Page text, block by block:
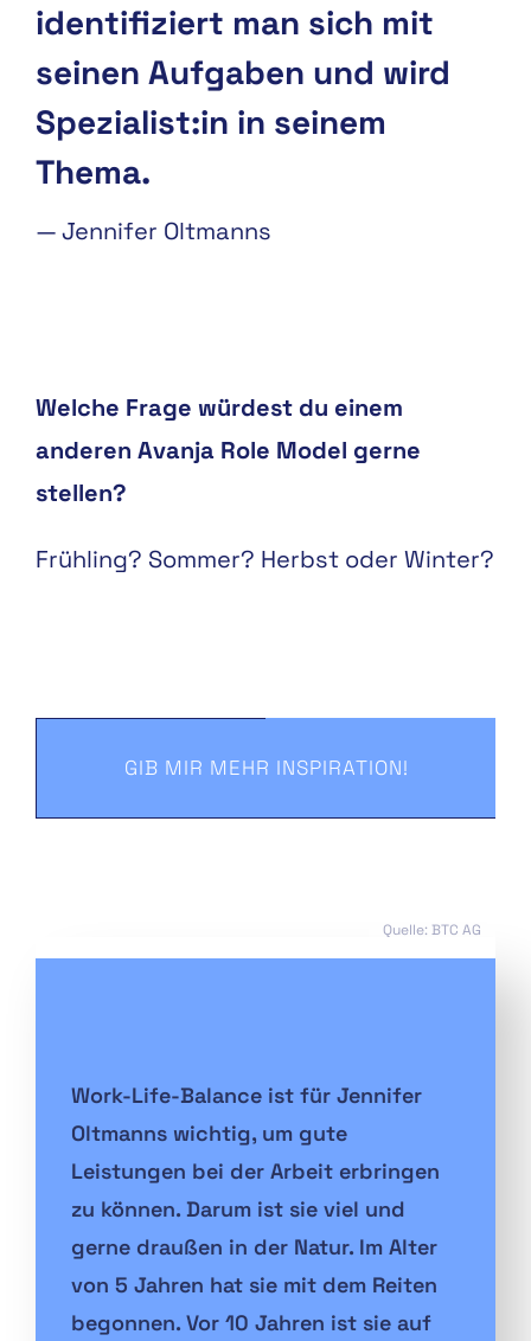
identifiziert man sich mit
seinen Aufgaben und wird
Spezialist:in in seinem
Thema.
—Jennifer Oltmanns
Welche Frage würdest du einem
anderen Avanja Role Model gerne
stellen?
Frühling? Sommer? Herbst oder Winter?
GIB MIR MEHR INSPIRATION!
Quelle: BTC AG
Work-Life-Balance ist für Jennifer
Oltmanns wichtig, um gute
Leistungen bei der Arbeit erbringen
zu können. Darum ist sie viel und
gerne draußen in der Natur. Im Alter
von 5 Jahren hat sie mit dem Reiten
begonnen. Vor 10 Jahren ist sie auf